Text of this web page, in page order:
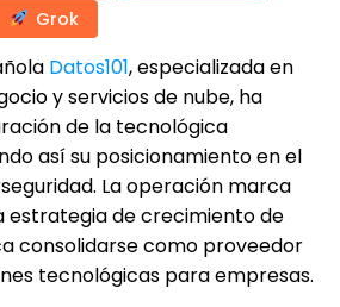
Grok
Datos101, especializada en
y servicios de nube, ha
de la tecnológica
así su posicionamiento en el
La operación marca
estrategia de crecimiento de
consolidarse como proveedor
tecnológicas para empresas.